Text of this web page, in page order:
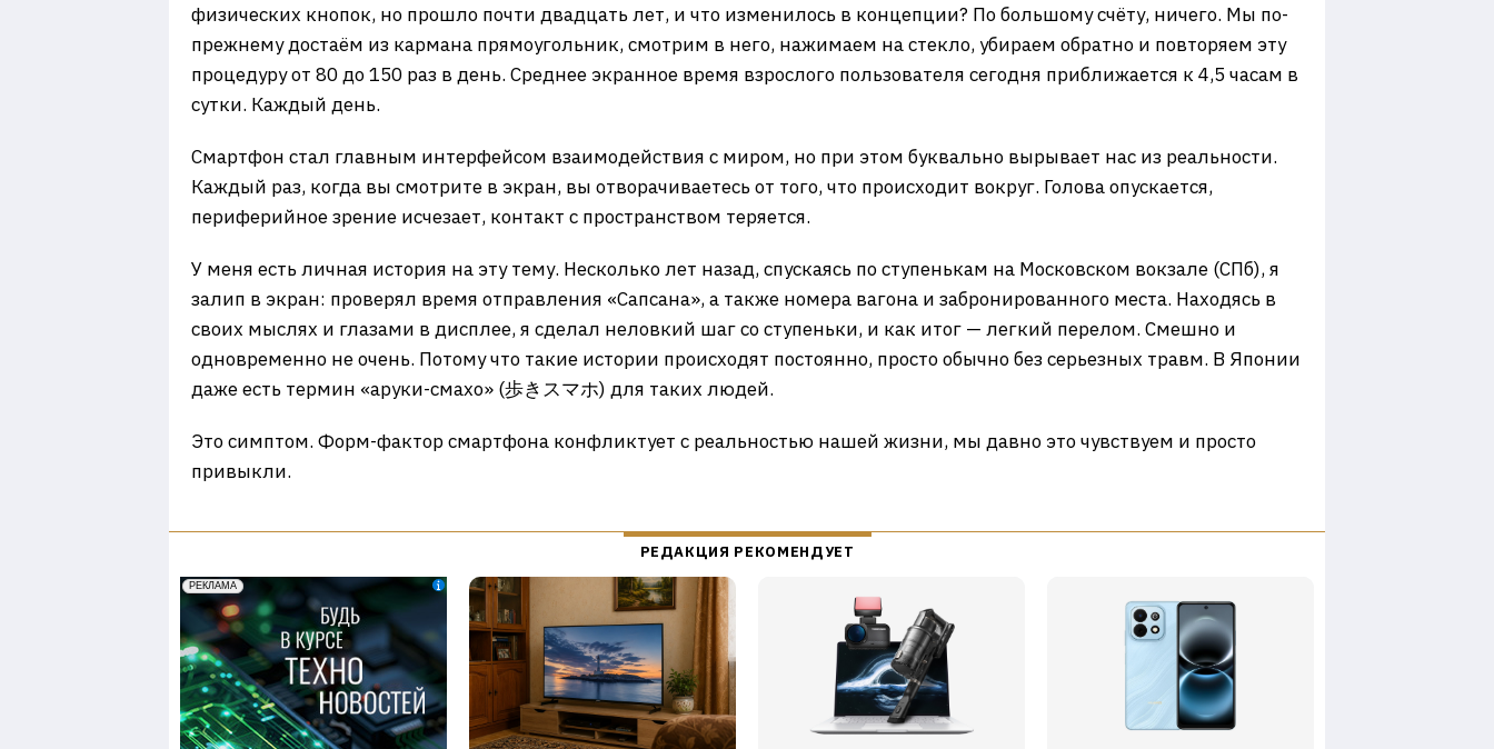
физических кнопок, но прошло почти двадцать лет, и что изменилось в концепции? По большому счёту, ничего. Мы по-
прежнему достаём из кармана прямоугольник, смотрим в него, нажимаем на стекло, убираем обратно и повторяем эту
процедуру от 80 до 150 раз в день. Среднее экранное время взрослого пользователя сегодня приближается к 4,5 часам в
сутки. Каждый день.
Смартфон стал главным интерфейсом взаимодействия с миром, но при этом буквально вырывает нас из реальности.
Каждый раз, когда вы смотрите в экран, вы отворачиваетесь от того, что происходит вокруг. Голова опускается,
периферийное зрение исчезает, контакт с пространством теряется.
У меня есть личная история на эту тему. Несколько лет назад, спускаясь по ступенькам на Московском вокзале (СПб), я
залип в экран: проверял время отправления «Сапсана», а также номера вагона и забронированного места. Находясь в
своих мыслях и глазами в дисплее, я сделал неловкий шаг со ступеньки, и как итог — легкий перелом. Смешно и
одновременно не очень. Потому что такие истории происходят постоянно, просто обычно без серьезных травм. В Японии
даже есть термин «аруки-смахо» (歩きスマホ) для таких людей.
Это симптом. Форм-фактор смартфона конфликтует с реальностью нашей жизни, мы давно это чувствуем и просто
привыкли.